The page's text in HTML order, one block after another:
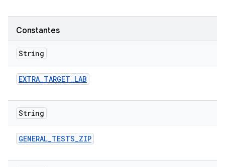
Constantes
String
EXTRA_TARGET_LAB
String
GENERAL_TESTS_ZIP